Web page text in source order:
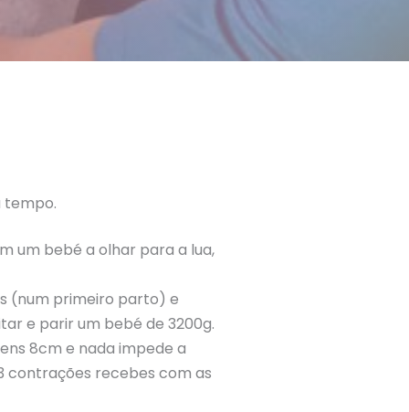
tempo.
um bebé a olhar para a lua,
(num primeiro parto) e
e parir um bebé de 3200g.
8cm e nada impede a
contrações recebes com as